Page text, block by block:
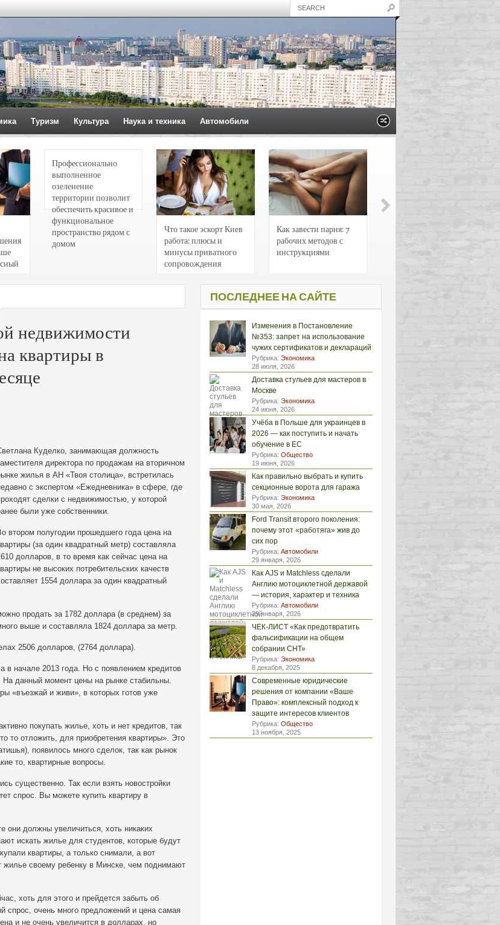
Туризм Культура Наука и техника Автомобили
Профессионально
выполненное
озеленение
территории позволит
обеспечить красивое и
функциональное
пространство рядом с
домом
Что такое эскорт Киев
работа: плюсы и
минусы приватного
сопровождения
Как завести парня: 7
рабочих методов с
инструкциями
недвижимости
квартиры в
Куделко, занимающая должность
директора по продажам на вторичном
жилья в АН «Твоя столица», встретилась
с экспертом «Ежедневника» в сфере, где
сделки с недвижимостью, у которой
были уже собственники.
втором полугодии прошедшего года цена на
(за один квадратный метр) составляла
долларов, в то время как сейчас цена на
не высоких потребительских качеств
1554 доллара за один квадратный
продать за 1782 доллара (в среднем) за
выше и составляла 1824 доллара за метр.
2506 долларов, (2764 доллара).
в начале 2013 года. Но с появлением кредитов
На данный момент цены на рынке стабильны.
«въезжай и живи», в которых готов уже
покупать жилье, хоть и нет кредитов, так
то отложить, для приобретения квартиры». Это
появилось много сделок, так как рынок
то, квартирные вопросы.
существенно. Так если взять новостройки
спрос. Вы можете купить квартиру в
они должны увеличиться, хоть никаких
искать жилье для студентов, которые будут
квартиры, а только снимали, а вот
жилье своему ребенку в Минске, чем поднимают
хоть для этого и прейдется забыть об
спрос, очень много предложений и цена самая
и не очень увеличится в долларах, но
ПОСЛЕДНЕЕ НА САЙТЕ
Изменения в Постановление
№353: запрет на использование
чужих сертификатов и деклараций
Рубрика: Экономика
28 июля, 2026
Доставка стульев для мастеров в
Москве
Рубрика: Экономика
24 июня, 2026
Учёба в Польше для украинцев в
2026 — как поступить и начать
обучение в ЕС
Рубрика: Общество
19 июня, 2026
Как правильно выбрать и купить
секционные ворота для гаража
Рубрика: Экономика
30 мая, 2026
Ford Transit второго поколения:
почему этот «работяга» жив до
сих пор
Рубрика: Автомобили
29 января, 2026
Как AJS и Matchless сделали
Англию мотоциклетной державой
— история, характер и техника
Рубрика: Автомобили
29 января, 2026
ЧЕК-ЛИСТ «Как предотвратить
фальсификации на общем
собрании СНТ»
Рубрика: Экономика
8 декабря, 2025
Современные юридические
решения от компании «Ваше
Право»: комплексный подход к
защите интересов клиентов
Рубрика: Общество
13 ноября, 2025